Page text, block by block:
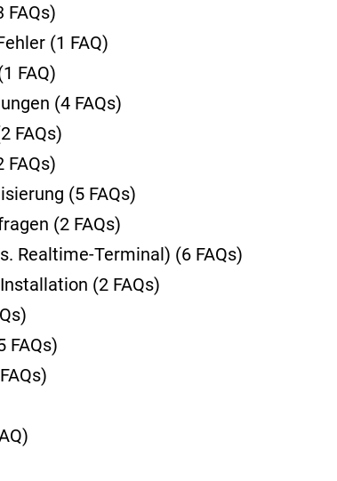
FAQs)
(1 FAQ)
FAQ)
(4 FAQs)
FAQs)
FAQs)
(5 FAQs)
(2 FAQs)
Realtime-Terminal) (6 FAQs)
(2 FAQs)
FAQs)